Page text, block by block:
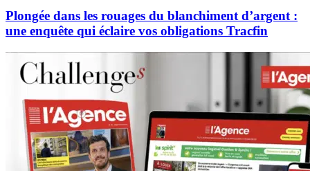
Plongée dans les rouages du blanchiment d’argent :
une enquête qui éclaire vos obligations Tracfin